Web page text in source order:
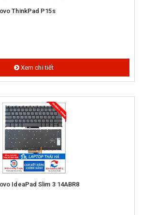
ThinkPad P15s
Xem chi tiết
IdeaPad Slim 3 14ABR8